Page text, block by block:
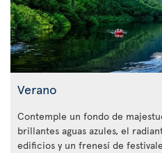
Verano
Contemple un fondo de
brillantes aguas azules, el
edificios y un frenesí de